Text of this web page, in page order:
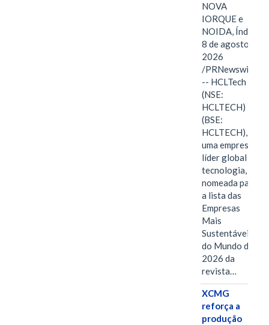
NOVA
IORQUE e
NOIDA, Índia,
8 de agosto de
2026
/PRNewswire/
-- HCLTech
(NSE:
HCLTECH)
(BSE:
HCLTECH),
uma empresa
líder global em
tecnologia, foi
nomeada para
a lista das
Empresas
Mais
Sustentáveis
do Mundo de
2026 da
revista…
XCMG
reforça a
produção